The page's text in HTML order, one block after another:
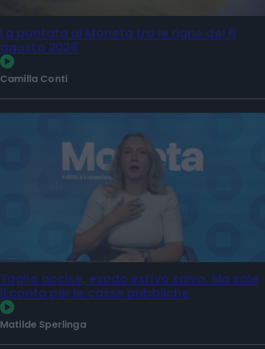
La puntata di Moneta tra le righe del 6
agosto 2026
Camilla Conti
Taglio accise, esodo estivo salvo. Ma sale
il conto per le casse pubbliche
Matilde Sperlinga